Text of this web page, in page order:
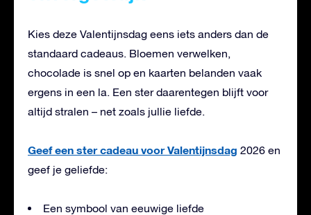
Kies deze Valentijnsdag eens iets anders dan de
standaard cadeaus. Bloemen verwelken,
chocolade is snel op en kaarten belanden vaak
ergens in een la. Een ster daarentegen blijft voor
altijd stralen – net zoals jullie liefde.
Geef een ster cadeau voor Valentijnsdag 2026 en
geef je geliefde:
Een symbool van eeuwige liefde